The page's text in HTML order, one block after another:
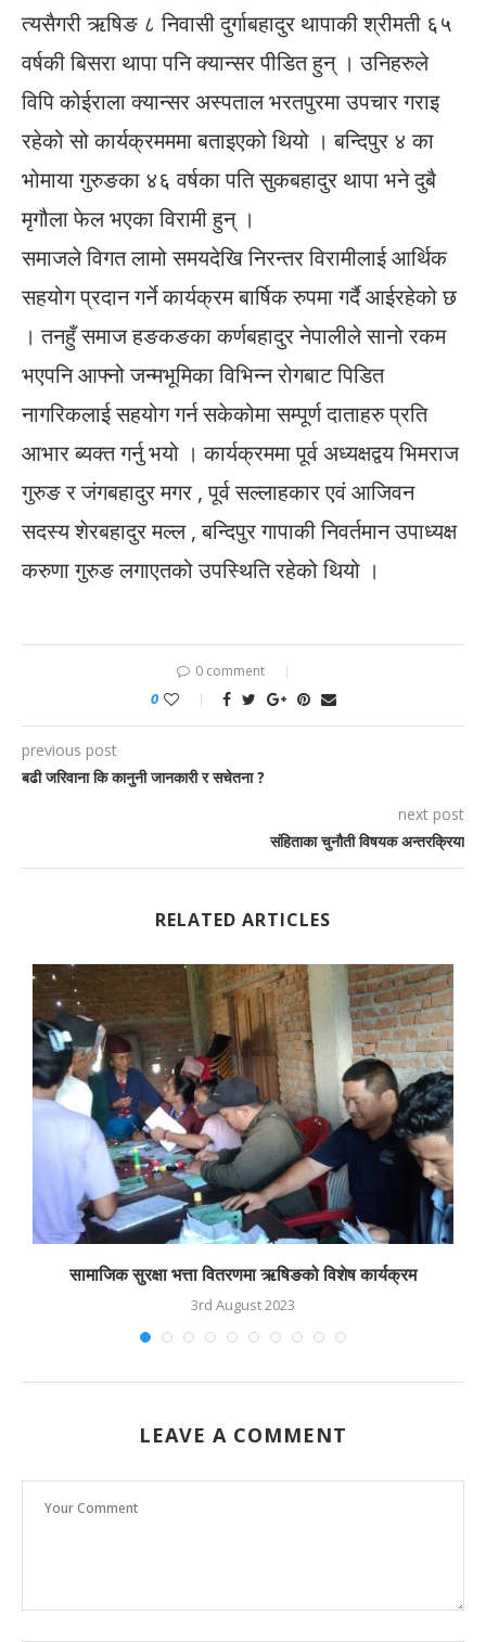
त्यसैगरी ऋषिङ ८ निवासी दुर्गाबहादुर थापाकी श्रीमती ६५
वर्षकी बिसरा थापा पनि क्यान्सर पीडित हुन् । उनिहरुले
विपि कोईराला क्यान्सर अस्पताल भरतपुरमा उपचार गराइ
रहेको सो कार्यक्रमममा बताइएको थियो । बन्दिपुर ४ का
भोमाया गुरुङका ४६ वर्षका पति सुकबहादुर थापा भने दुबै
मृगौला फेल भएका विरामी हुन् ।
समाजले विगत लामो समयदेखि निरन्तर विरामीलाई आर्थिक
सहयोग प्रदान गर्ने कार्यक्रम बार्षिक रुपमा गर्दै आईरहेको छ
। तनहुँ समाज हङकङका कर्णबहादुर नेपालीले सानो रकम
भएपनि आफ्नो जन्मभूमिका विभिन्न रोगबाट पिडित
नागरिकलाई सहयोग गर्न सकेकोमा सम्पूर्ण दाताहरु प्रति
आभार ब्यक्त गर्नु भयो । कार्यक्रममा पूर्व अध्यक्षद्वय भिमराज
गुरुङ र जंगबहादुर मगर , पूर्व सल्लाहकार एवं आजिवन
सदस्य शेरबहादुर मल्ल , बन्दिपुर गापाकी निवर्तमान उपाध्यक्ष
करुणा गुरुङ लगाएतको उपस्थिति रहेको थियो ।
0 comment
0
previous post
बढी जरिवाना कि कानुनी जानकारी र सचेतना ?
next post
संहिताका चुनौती विषयक अन्तरक्रिया
RELATED ARTICLES
सामाजिक सुरक्षा भत्ता वितरणमा ऋषिङको विशेष कार्यक्रम
3rd August 2023
LEAVE A COMMENT